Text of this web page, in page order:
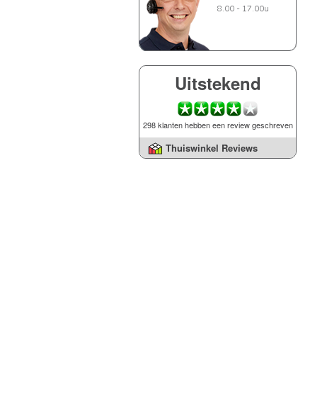
8.00 - 17.00u
Uitstekend
298 klanten hebben een review geschreven
Thuiswinkel Reviews